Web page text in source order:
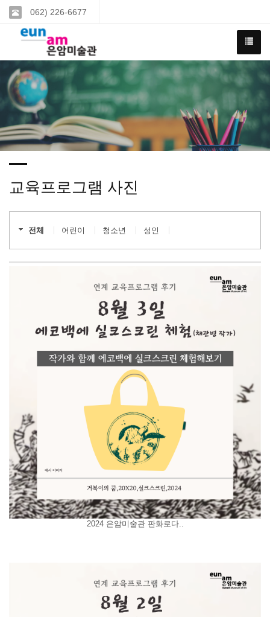
062) 226-6677
교육프로그램 사진
전체 어린이 청소년 성인
2024 은암미술관 판화로다..